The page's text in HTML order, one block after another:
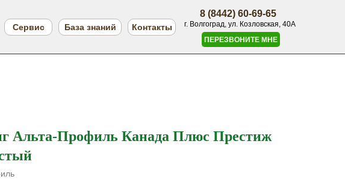
ПЕРЕЗВОНИТЕ МНЕ
г. Волгоград, ул. Козловская, 40А
8 (8442) 60-69-65
Контакты
База знаний
Сервис
Альта-Профиль Канада Плюс Престиж